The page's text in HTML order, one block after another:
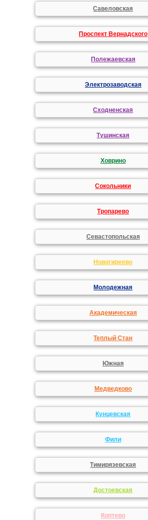
Савеловская
Проспект Вернадского
Полежаевская
Электрозаводская
Сходненская
Тушинская
Ховрино
Сокольники
Тропарево
Севастопольская
Новогиреево
Молодежная
Академическая
Теплый Стан
Южная
Медведково
Кунцевская
Фили
Тимирязевская
Достоевская
Коптево